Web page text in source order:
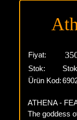
Fiyat:
Stok:
Ürün Kod:
ATHENA -
The goddess